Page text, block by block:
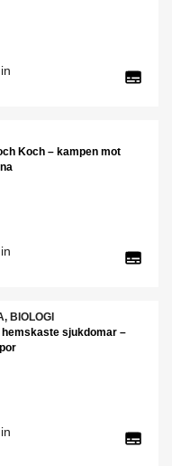
Koch – kampen mot
BIOLOGI
sjukdomar –